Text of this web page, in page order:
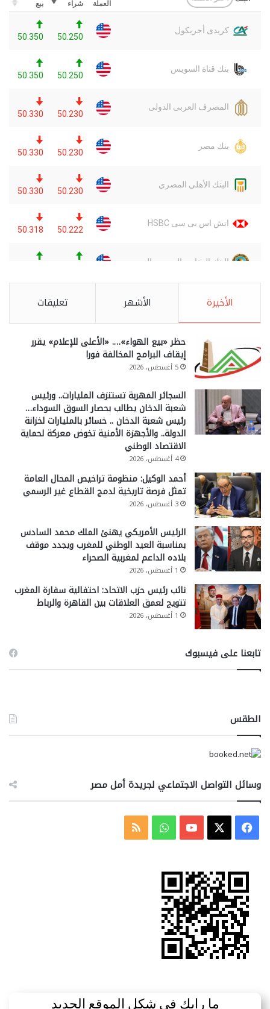
الأخيرة الأشهر تعليقات
حظر «بيع الهواء»…. «الأعلى للإعلام» يقرر
إيقاف البرامج المخالفة فورا
5 أغسطس، 2026
السجائر المهربة تستنزف المليارات.. ورئيس
شعبة الدخان يطالب بحصار السوق السوداء…
رئيس شعبة الدخان .. خسائر بالمليارات لخزانة
الدولة.. والأجهزة الأمنية تخوض معركة لحماية
الاقتصاد الوطني
4 أغسطس، 2026
أحمد الوكيل: منظومة تراخيص المحال العامة
تمثل فرصة تاريخية لدمج القطاع غير الرسمي
3 أغسطس، 2026
الرئيس الأمريكي يهنئ الملك محمد السادس
بمناسبة العيد الوطني للمغرب ويجدد موقف
بلاده الداعم لمغربية الصحراء
1 أغسطس، 2026
نائب رئيس حزب الاتحاد: احتفالية سفارة المغرب
تتويج لعمق العلاقات بين القاهرة والرباط
1 أغسطس، 2026
تابعنا على فيسبوك
الطقس
وسائل التواصل الاجتماعي لجريدة أمل مصر
فيسبوك ‫YouTubeواتسابملخص
ما رايك في شكل الموقع الجديد